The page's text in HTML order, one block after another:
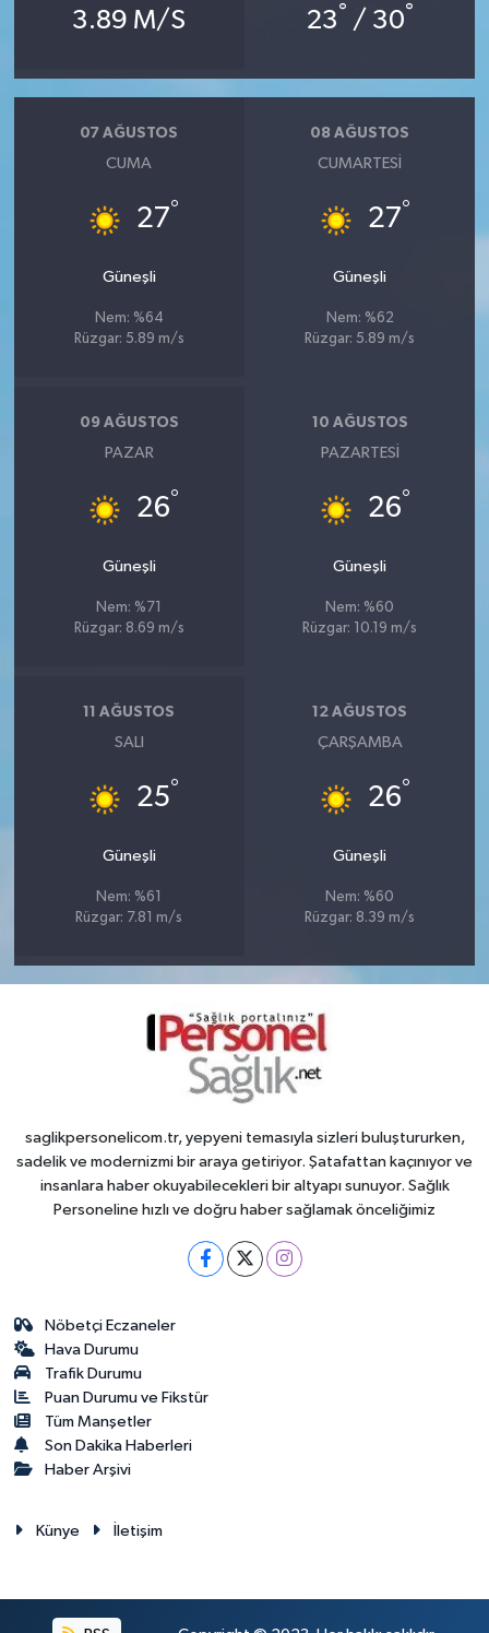
3.89 M/S 23° / 30°
07 AĞUSTOS
CUMA
27°
Güneşli
Nem: %64
Rüzgar: 5.89 m/s
08 AĞUSTOS
CUMARTESI
27°
Güneşli
Nem: %62
Rüzgar: 5.89 m/s
09 AĞUSTOS
PAZAR
26°
Güneşli
Nem: %71
Rüzgar: 8.69 m/s
10 AĞUSTOS
PAZARTESI
26°
Güneşli
Nem: %60
Rüzgar: 10.19 m/s
11 AĞUSTOS
SALI
25°
Güneşli
Nem: %61
Rüzgar: 7.81 m/s
12 AĞUSTOS
ÇARŞAMBA
26°
Güneşli
Nem: %60
Rüzgar: 8.39 m/s
saglikpersonelicom.tr, yepyeni temasıyla sizleri buluştururken,
sadelik ve modernizmi bir araya getiriyor. Şatafattan kaçınıyor ve
insanlara haber okuyabilecekleri bir altyapı sunuyor. Sağlık
Personeline hızlı ve doğru haber sağlamak önceliğimiz
Nöbetçi Eczaneler
Hava Durumu
Trafik Durumu
Puan Durumu ve Fikstür
Tüm Manşetler
Son Dakika Haberleri
Haber Arşivi
Künye İletişim